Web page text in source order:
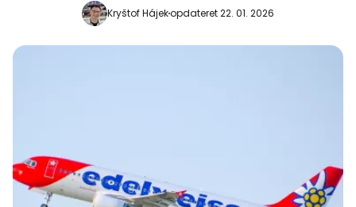
Kryštof Hájekopdateret 22. 01. 2026
Fortsæt med Google